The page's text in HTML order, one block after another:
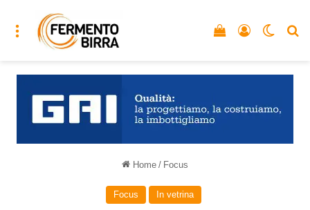
Menu Accedi
Vedi il carrello
Home / Focus
Focus In vetrina